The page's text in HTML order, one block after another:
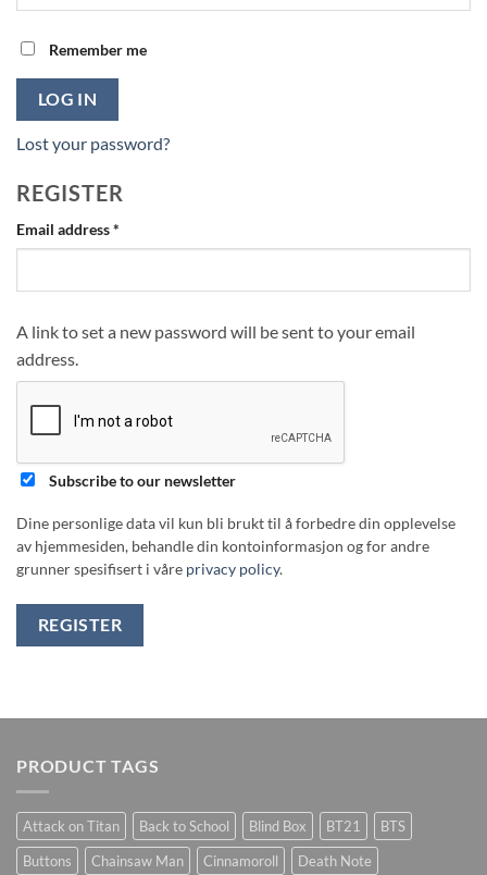
Remember me
LOG IN
Lost your password?
REGISTER
Email address*
A link to set a new password will be sent to your email
address.
Subscribe to our newsletter
Dine personlige data vil kun bli brukt til å forbedre din opplevelse
av hjemmesiden, behandle din kontoinformasjon og for andre
grunner spesifisert i våre privacy policy.
REGISTER
PRODUCT TAGS
Attack on Titan Back to School Blind Box BT21
BTS
Buttons
Chainsaw Man Cinnamoroll
Death Note